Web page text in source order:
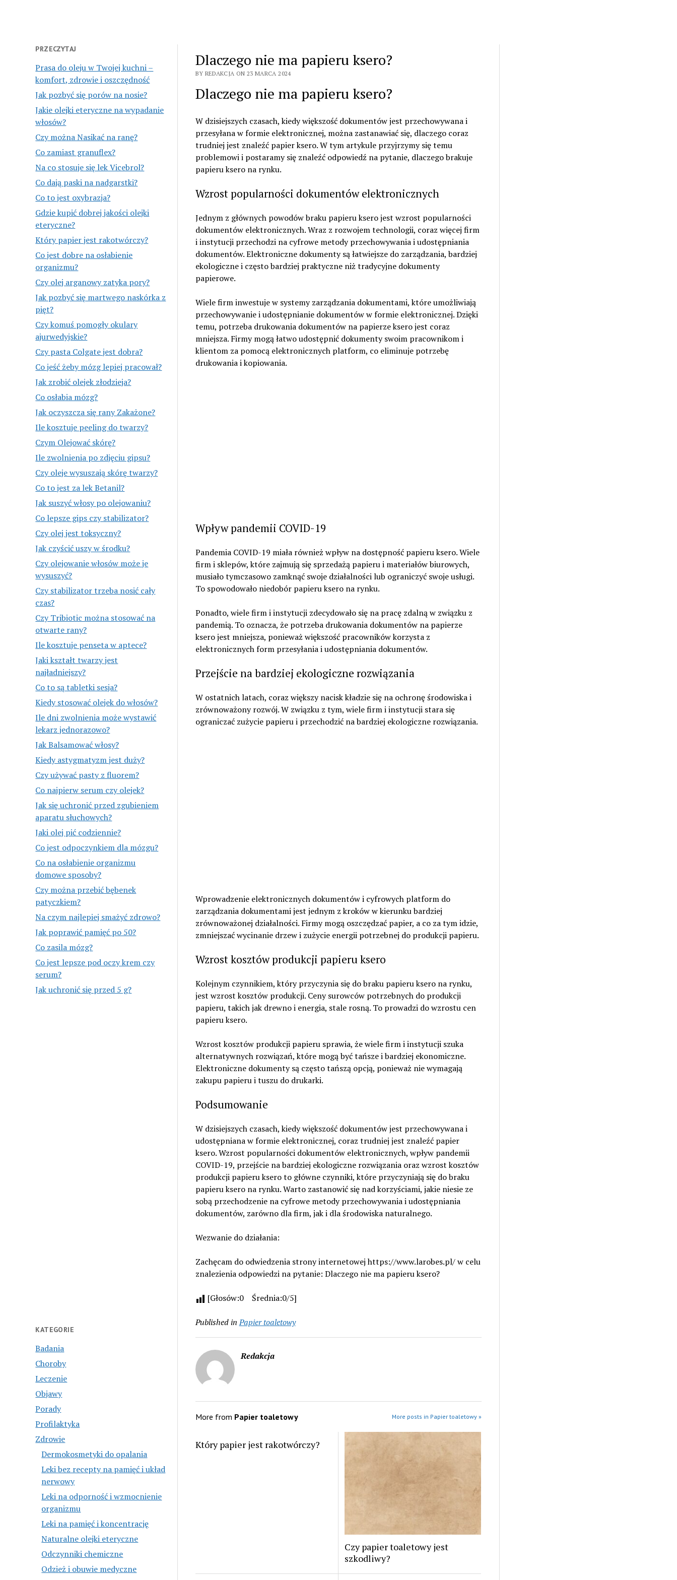
PRZECZYTAJ
Prasa do oleju w Twojej kuchni –
komfort, zdrowie i oszczędność
Jak pozbyć się porów na nosie?
Jakie olejki eteryczne na wypadanie
włosów?
Czy można Nasikać na ranę?
Co zamiast granuflex?
Na co stosuje się lek Vicebrol?
Co dają paski na nadgarstki?
Co to jest oxybrazja?
Gdzie kupić dobrej jakości olejki
eteryczne?
Który papier jest rakotwórczy?
Co jest dobre na osłabienie
organizmu?
Czy olej arganowy zatyka pory?
Jak pozbyć się martwego naskórka z
pięt?
Czy komuś pomogły okulary
ajurwedyjskie?
Czy pasta Colgate jest dobra?
Co jeść żeby mózg lepiej pracował?
Jak zrobić olejek złodzieja?
Co osłabia mózg?
Jak oczyszcza się rany Zakażone?
Ile kosztuje peeling do twarzy?
Czym Olejować skórę?
Ile zwolnienia po zdjęciu gipsu?
Czy oleje wysuszają skórę twarzy?
Co to jest za lek Betanil?
Jak suszyć włosy po olejowaniu?
Co lepsze gips czy stabilizator?
Czy olej jest toksyczny?
Jak czyścić uszy w środku?
Czy olejowanie włosów może je
wysuszyć?
Czy stabilizator trzeba nosić cały
czas?
Czy Tribiotic można stosować na
otwarte rany?
Ile kosztuje penseta w aptece?
Jaki kształt twarzy jest
najładniejszy?
Co to są tabletki sesja?
Kiedy stosować olejek do włosów?
Ile dni zwolnienia może wystawić
lekarz jednorazowo?
Jak Balsamować włosy?
Kiedy astygmatyzm jest duży?
Czy używać pasty z fluorem?
Co najpierw serum czy olejek?
Jak się uchronić przed zgubieniem
aparatu słuchowych?
Jaki olej pić codziennie?
Co jest odpoczynkiem dla mózgu?
Co na osłabienie organizmu
domowe sposoby?
Czy można przebić bębenek
patyczkiem?
Na czym najlepiej smażyć zdrowo?
Jak poprawić pamięć po 50?
Co zasila mózg?
Co jest lepsze pod oczy krem czy
serum?
Jak uchronić się przed 5 g?
KATEGORIE
Badania
Choroby
Leczenie
Objawy
Porady
Profilaktyka
Zdrowie
Dermokosmetyki do opalania
Leki bez recepty na pamięć i układ
nerwowy
Leki na odporność i wzmocnienie
organizmu
Leki na pamięć i koncentrację
Naturalne olejki eteryczne
Odczynniki chemiczne
Odzież i obuwie medyczne
Dlaczego nie ma papieru ksero?
BY REDAKCJA ON 23 MARCA 2024
Dlaczego nie ma papieru ksero?
W dzisiejszych czasach, kiedy większość dokumentów jest przechowywana i
przesyłana w formie elektronicznej, można zastanawiać się, dlaczego coraz
trudniej jest znaleźć papier ksero. W tym artykule przyjrzymy się temu
problemowi i postaramy się znaleźć odpowiedź na pytanie, dlaczego brakuje
papieru ksero na rynku.
Wzrost popularności dokumentów elektronicznych
Jednym z głównych powodów braku papieru ksero jest wzrost popularności
dokumentów elektronicznych. Wraz z rozwojem technologii, coraz więcej firm
i instytucji przechodzi na cyfrowe metody przechowywania i udostępniania
dokumentów. Elektroniczne dokumenty są łatwiejsze do zarządzania, bardziej
ekologiczne i często bardziej praktyczne niż tradycyjne dokumenty
papierowe.
Wiele firm inwestuje w systemy zarządzania dokumentami, które umożliwiają
przechowywanie i udostępnianie dokumentów w formie elektronicznej. Dzięki
temu, potrzeba drukowania dokumentów na papierze ksero jest coraz
mniejsza. Firmy mogą łatwo udostępnić dokumenty swoim pracownikom i
klientom za pomocą elektronicznych platform, co eliminuje potrzebę
drukowania i kopiowania.
Wpływ pandemii COVID-19
Pandemia COVID-19 miała również wpływ na dostępność papieru ksero. Wiele
firm i sklepów, które zajmują się sprzedażą papieru i materiałów biurowych,
musiało tymczasowo zamknąć swoje działalności lub ograniczyć swoje usługi.
To spowodowało niedobór papieru ksero na rynku.
Ponadto, wiele firm i instytucji zdecydowało się na pracę zdalną w związku z
pandemią. To oznacza, że potrzeba drukowania dokumentów na papierze
ksero jest mniejsza, ponieważ większość pracowników korzysta z
elektronicznych form przesyłania i udostępniania dokumentów.
Przejście na bardziej ekologiczne rozwiązania
W ostatnich latach, coraz większy nacisk kładzie się na ochronę środowiska i
zrównoważony rozwój. W związku z tym, wiele firm i instytucji stara się
ograniczać zużycie papieru i przechodzić na bardziej ekologiczne rozwiązania.
Wprowadzenie elektronicznych dokumentów i cyfrowych platform do
zarządzania dokumentami jest jednym z kroków w kierunku bardziej
zrównoważonej działalności. Firmy mogą oszczędzać papier, a co za tym idzie,
zmniejszać wycinanie drzew i zużycie energii potrzebnej do produkcji papieru.
Wzrost kosztów produkcji papieru ksero
Kolejnym czynnikiem, który przyczynia się do braku papieru ksero na rynku,
jest wzrost kosztów produkcji. Ceny surowców potrzebnych do produkcji
papieru, takich jak drewno i energia, stale rosną. To prowadzi do wzrostu cen
papieru ksero.
Wzrost kosztów produkcji papieru sprawia, że wiele firm i instytucji szuka
alternatywnych rozwiązań, które mogą być tańsze i bardziej ekonomiczne.
Elektroniczne dokumenty są często tańszą opcją, ponieważ nie wymagają
zakupu papieru i tuszu do drukarki.
Podsumowanie
W dzisiejszych czasach, kiedy większość dokumentów jest przechowywana i
udostępniana w formie elektronicznej, coraz trudniej jest znaleźć papier
ksero. Wzrost popularności dokumentów elektronicznych, wpływ pandemii
COVID-19, przejście na bardziej ekologiczne rozwiązania oraz wzrost kosztów
produkcji papieru ksero to główne czynniki, które przyczyniają się do braku
papieru ksero na rynku. Warto zastanowić się nad korzyściami, jakie niesie ze
sobą przechodzenie na cyfrowe metody przechowywania i udostępniania
dokumentów, zarówno dla firm, jak i dla środowiska naturalnego.
Wezwanie do działania:
Zachęcam do odwiedzenia strony internetowej https://www.larobes.pl/ w celu
znalezienia odpowiedzi na pytanie: Dlaczego nie ma papieru ksero?
[Głosów:0 Średnia:0/5]
Published in Papier toaletowy
Redakcja
More from Papier toaletowy More posts in Papier toaletowy »
Który papier jest rakotwórczy?
Czy papier toaletowy jest
szkodliwy?